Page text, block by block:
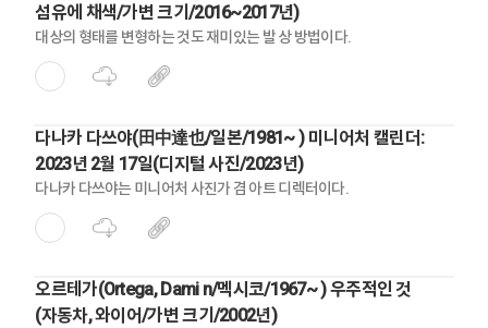
섬유에 채색/가변 크기/2016~2017년)
대상의 형태를 변형하는 것도 재미있는 발 상 방법이다.
다나카 다쓰야(田中達也/일본/1981~ ) 미니어처 캘린더:
2023년 2월 17일(디지털 사진/2023년)
다나카 다쓰야는 미니어처 사진가 겸 아트 디렉터이다.
오르테가(Ortega, Dami n/멕시코/1967~ ) 우주적인 것
(자동차, 와이어/가변 크기/2002년)